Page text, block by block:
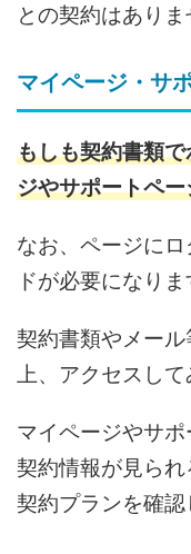
との契約はありま
マイページ・サ
もしも契約書類
ジやサポートペ
なお、ページに
ドが必要になりま
契約書類やメー
上、アクセスして
マイページやサポ
契約情報が見ら
契約プランを確認